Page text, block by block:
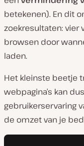
betekenen). En dit
zoekresultaten: vier
browsen door
laden.
Het kleinste beetje
webpagina’s kan
gebruikerservaring
de omzet van je